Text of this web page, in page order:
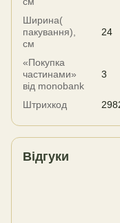
Ширина(
пакування),
см
24
«Покупка
частинами»
від monobank
3
Штрихкод
Відгуки